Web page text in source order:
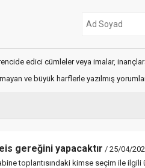
edici cümleler veya imalar,
ve büyük harflerle yazılmış
gereğini yapacaktır / 25/04/
toplantısındaki kimse seçim ile ilgili